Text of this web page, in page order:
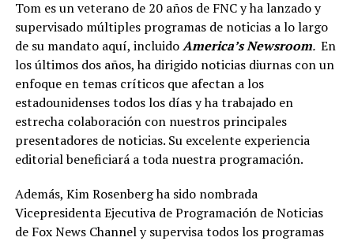
Tom es un veterano de 20 años de FNC y ha lanzado y
supervisado múltiples programas de noticias a lo largo
de su mandato aquí, incluidoAmerica’s Newsroom. En
los últimos dos años, ha dirigido noticias diurnas con un
enfoque en temas críticos que afectan a los
estadounidenses todos los días y ha trabajado en
estrecha colaboración con nuestros principales
presentadores de noticias. Su excelente experiencia
editorial beneficiará a toda nuestra programación.
Además, Kim Rosenberg ha sido nombrada
Vicepresidenta Ejecutiva de Programación de Noticias
de Fox News Channel y supervisa todos los programas